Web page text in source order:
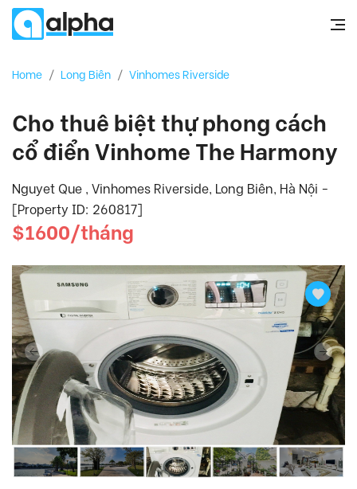
Home / Long Biên / Vinhomes Riverside
Cho thuê biệt thự phong cách
cổ điển Vinhome The Harmony
Nguyet Que , Vinhomes Riverside, Long Biên, Hà Nội -
[Property ID: 260817]
$1600/tháng